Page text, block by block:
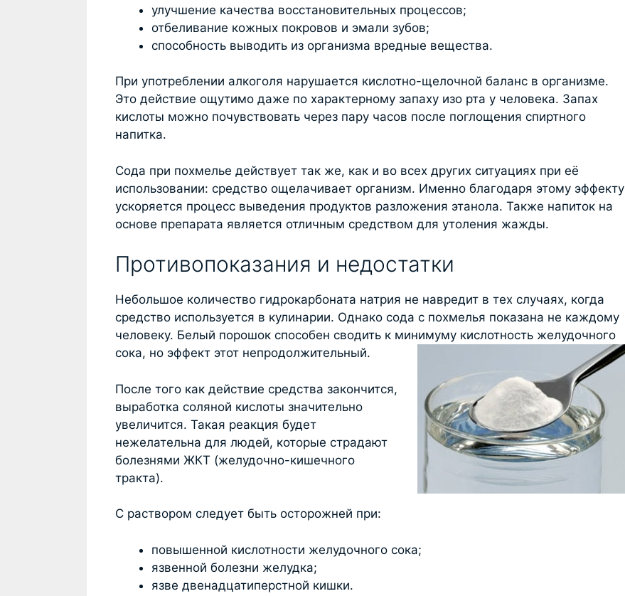
улучшение качества восстановительных процессов;
отбеливание кожных покровов и эмали зубов;
способность выводить из организма вредные вещества.
При употреблении алкоголя нарушается кислотно-щелочной баланс в организме.
Это действие ощутимо даже по характерному запаху изо рта у человека. Запах
кислоты можно почувствовать через пару часов после поглощения спиртного
напитка.
Сода при похмелье действует так же, как и во всех других ситуациях при её
использовании: средство ощелачивает организм. Именно благодаря этому эффекту
ускоряется процесс выведения продуктов разложения этанола. Также напиток на
основе препарата является отличным средством для утоления жажды.
Противопоказания и недостатки
Небольшое количество гидрокарбоната натрия не навредит в тех случаях, когда
средство используется в кулинарии. Однако сода с похмелья показана не каждому
человеку. Белый порошок способен сводить к минимуму кислотность желудочного
сока, но эффект этот непродолжительный.
После того как действие средства закончится,
выработка соляной кислоты значительно
увеличится. Такая реакция будет
нежелательна для людей, которые страдают
болезнями ЖКТ (желудочно-кишечного
тракта).
С раствором следует быть осторожней при:
повышенной кислотности желудочного сока;
язвенной болезни желудка;
язве двенадцатиперстной кишки.